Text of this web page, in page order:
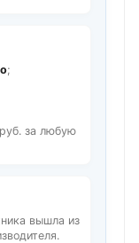
;
за любую
вышла из